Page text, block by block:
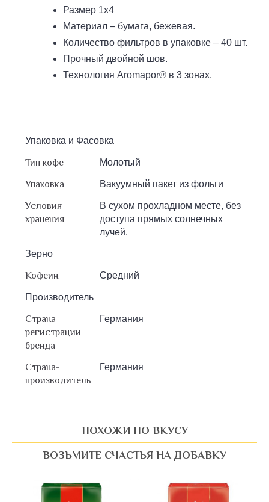
Размер 1х4
Материал – бумага, бежевая.
Количество фильтров в упаковке – 40 шт.
Прочный двойной шов.
Технология Aromapor® в 3 зонах.
Упаковка и Фасовка
Тип кофе Молотый
Упаковка Вакуумный пакет из фольги
Условия
хранения
В сухом прохладном месте, без
доступа прямых солнечных
лучей.
Зерно
Кофеин Средний
Производитель
Страна
регистрации
бренда
Германия
Страна-
производитель
Германия
ПОХОЖИ ПО ВКУСУ
ВОЗЬМИТЕ СЧАСТЬЯ НА ДОБАВКУ